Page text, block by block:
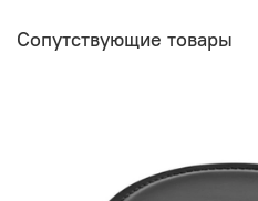
Сопутствующие товары